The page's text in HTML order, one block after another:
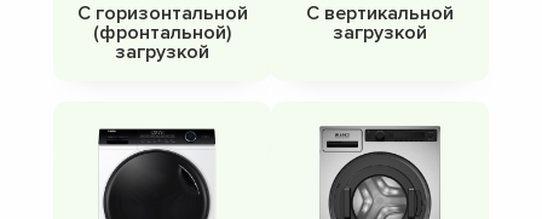
С горизонтальной
(фронтальной)
загрузкой
С вертикальной
загрузкой